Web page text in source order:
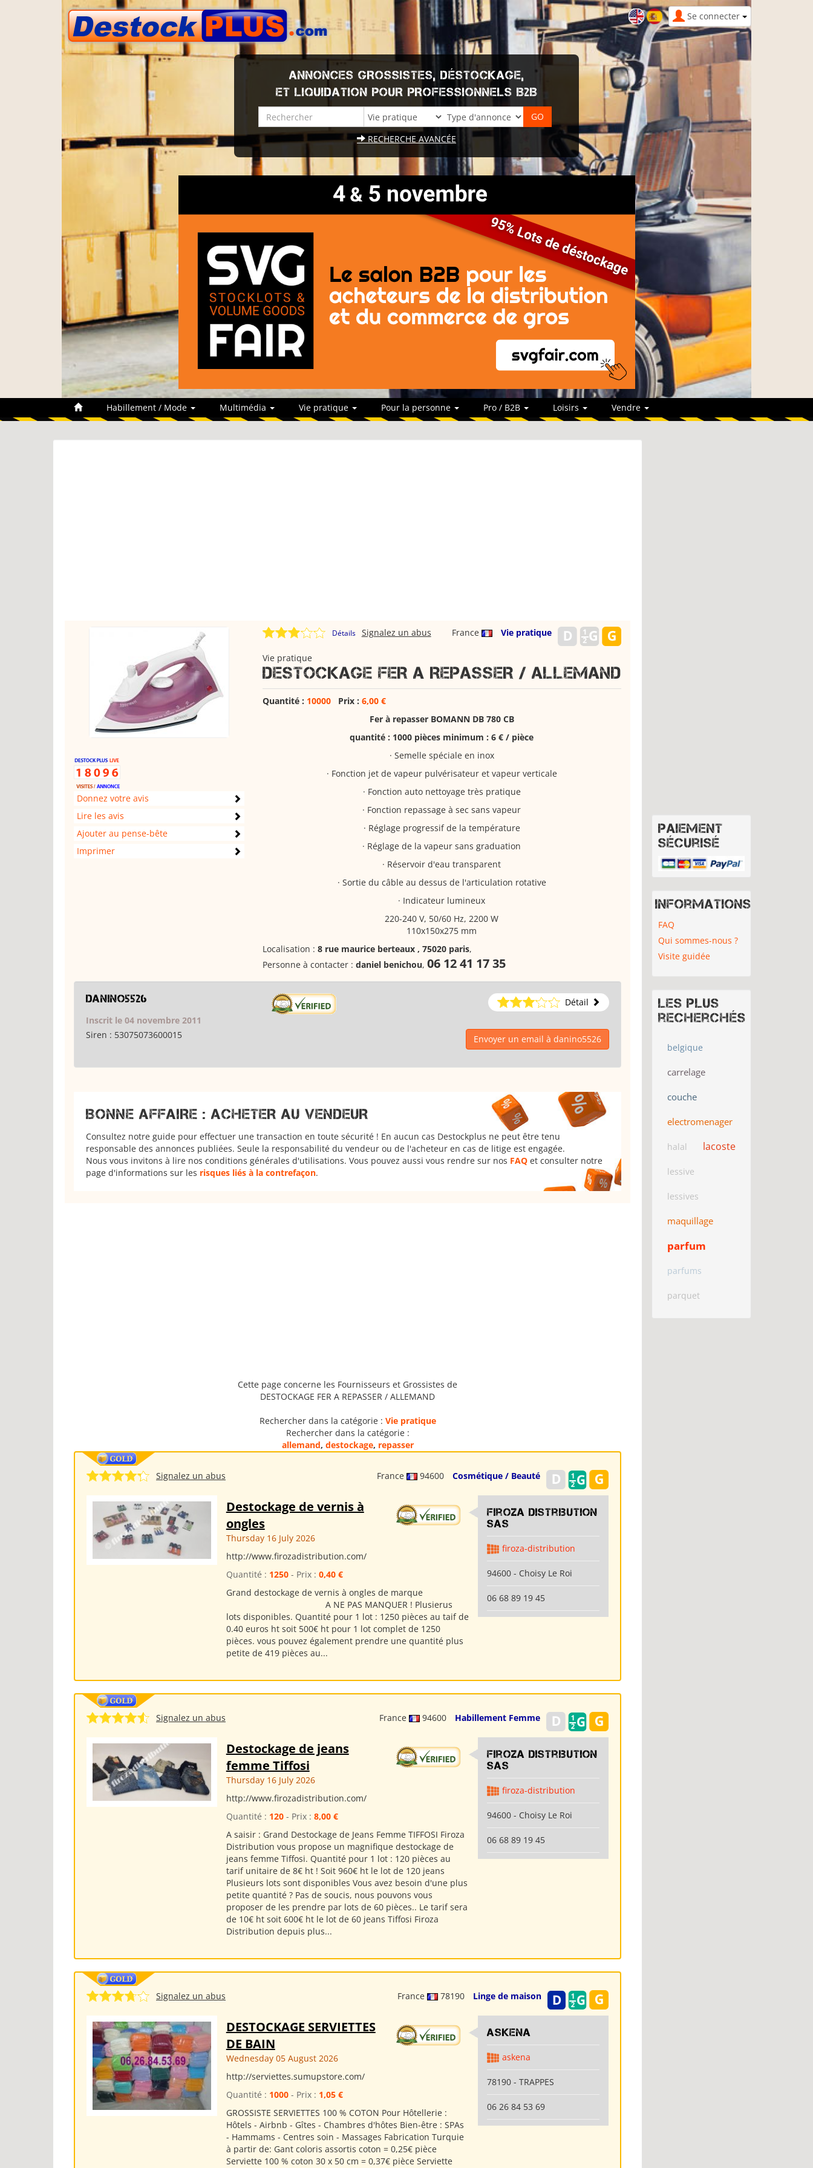
Se connecter
ANNONCES GROSSISTES, DÉSTOCKAGE,
ET LIQUIDATION POUR PROFESSIONNELS B2B
RECHERCHE AVANCÉE
Habillement / Mode Multimédia Vie pratique Pour la personne Pro / B2B Loisirs Vendre
Donnez votre avis
Lire les avis
Ajouter au pense-bête
Imprimer
Détails France Vie pratique
Signalez un abus
Vie pratique
DESTOCKAGE FER A REPASSER / ALLEMAND
Quantité : 10000Prix : 6,00 €
Fer à repasser BOMANN DB 780 CB
quantité : 1000 pièces minimum : 6 € / pièce
· Semelle spéciale en inox
· Fonction jet de vapeur pulvérisateur et vapeur verticale
· Fonction auto nettoyage très pratique
· Fonction repassage à sec sans vapeur
· Réglage progressif de la température
· Réglage de la vapeur sans graduation
· Réservoir d'eau transparent
· Sortie du câble au dessus de l'articulation rotative
· Indicateur lumineux
220-240 V, 50/60 Hz, 2200 W
110x150x275 mm
Localisation : 8 rue maurice berteaux , 75020 paris,
Personne à contacter : daniel benichou, 06 12 41 17 35
danino5526
Détail
Inscrit le 04 novembre 2011
Siren : 53075073600015 Envoyer un email à danino5526
BONNE AFFAIRE : ACHETER AU VENDEUR
Consultez notre guide pour effectuer une transaction en toute sécurité ! En aucun cas Destockplus ne peut être tenu
responsable des annonces publiées. Seule la responsabilité du vendeur ou de l'acheteur en cas de litige est engagée.
Nous vous invitons à lire nos conditions générales d'utilisations. Vous pouvez aussi vous rendre sur nos FAQ et consulter notre
page d'informations sur les risques liés à la contrefaçon.
Cette page concerne les Fournisseurs et Grossistes de
DESTOCKAGE FER A REPASSER / ALLEMAND
Rechercher dans la catégorie : Vie pratique
Rechercher dans la catégorie :
allemand, destockage, repasser
France 94600 Cosmétique / Beauté
Signalez un abus
Destockage de vernis à
ongles
Thursday 16 July 2026
http://www.firozadistribution.com/
Quantité : 1250- Prix : 0,40 €
Grand destockage de vernis à ongles de marque
A NE PAS MANQUER ! Plusierus
lots disponibles. Quantité pour 1 lot : 1250 pièces au taif de
0.40 euros ht soit 500€ ht pour 1 lot complet de 1250
pièces. vous pouvez également prendre une quantité plus
petite de 419 pièces au...
Firoza Distribution
SAS
firoza-distribution
94600 - Choisy Le Roi
06 68 89 19 45
France 94600 Habillement Femme
Signalez un abus
Destockage de jeans
femme Tiffosi
Thursday 16 July 2026
http://www.firozadistribution.com/
Quantité : 120- Prix : 8,00 €
A saisir : Grand Destockage de Jeans Femme TIFFOSI Firoza
Distribution vous propose un magnifique destockage de
jeans femme Tiffosi. Quantité pour 1 lot : 120 pièces au
tarif unitaire de 8€ ht ! Soit 960€ ht le lot de 120 jeans
Plusieurs lots sont disponibles Vous avez besoin d'une plus
petite quantité ? Pas de soucis, nous pouvons vous
proposer de les prendre par lots de 60 pièces.. Le tarif sera
de 10€ ht soit 600€ ht le lot de 60 jeans Tiffosi Firoza
Distribution depuis plus...
Firoza Distribution
SAS
firoza-distribution
94600 - Choisy Le Roi
06 68 89 19 45
France 78190 Linge de maison
Signalez un abus
DESTOCKAGE SERVIETTES
DE BAIN
Wednesday 05 August 2026
http://serviettes.sumupstore.com/
Quantité : 1000- Prix : 1,05 €
GROSSISTE SERVIETTES 100 % COTON Pour Hôtellerie :
Hôtels - Airbnb - Gîtes - Chambres d'hôtes Bien-être : SPAs
- Hammams - Centres soin - Massages Fabrication Turquie
à partir de: Gant coloris assortis coton = 0,25€ pièce
Serviette 100 % coton 30 x 50 cm = 0,37€ pièce Serviette
ASKENA
askena
78190 - TRAPPES
06 26 84 53 69
Paiement
sécurisé
Informations
FAQ
Qui sommes-nous ?
Visite guidée
Les plus
recherchés
belgique
carrelage
couche
electromenager
halal lacoste
lessive
lessives
maquillage
parfum
parfums
parquet